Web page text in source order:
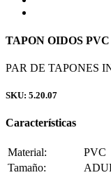
TAPON OIDOS
PAR DE TAPONES
SKU: 5.20.07
Características
Material:
PVC
Tamaño: